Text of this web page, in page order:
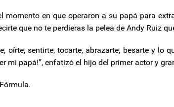
momento en que operaron a su papá para
que no te perdieras la pelea de Andy Ruiz
oírte, sentirte, tocarte, abrazarte, besarte y lo
mi papá!”, enfatizó el hijo del primer actor y